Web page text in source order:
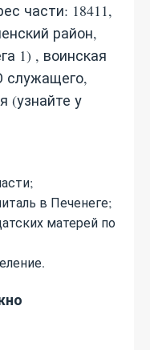
части: 18411,
район,
1) , воинская
служащего,
(узнайте у
в Печенеге;
матерей по